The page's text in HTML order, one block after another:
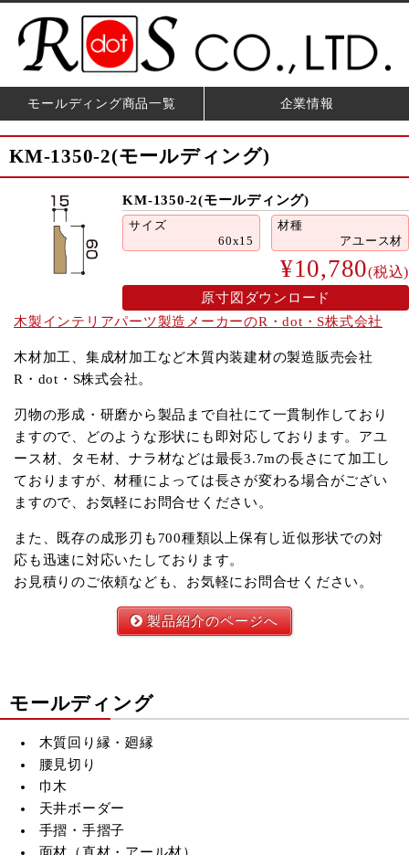
モールディング商品一覧 企業情報
KM-1350-2(モールディング)
KM-1350-2(モールディング)
サイズ
60x15
材種
アユース材
¥10,780(税込)
原寸図ダウンロード
木製インテリアパーツ製造メーカーのR・dot・S株式会社
木材加工、集成材加工など木質内装建材の製造販売会社
R・dot・S株式会社。
刃物の形成・研磨から製品まで自社にて一貫制作しており
ますので、どのような形状にも即対応しております。アユ
ース材、タモ材、ナラ材などは最長3.7mの長さにて加工し
ておりますが、材種によっては長さが変わる場合がござい
ますので、お気軽にお問合せください。
また、既存の成形刃も700種類以上保有し近似形状での対
応も迅速に対応いたしております。
お見積りのご依頼なども、お気軽にお問合せください。
製品紹介のページへ
モールディング
木質回り縁・廻縁
腰見切り
巾木
天井ボーダー
手摺・手摺子